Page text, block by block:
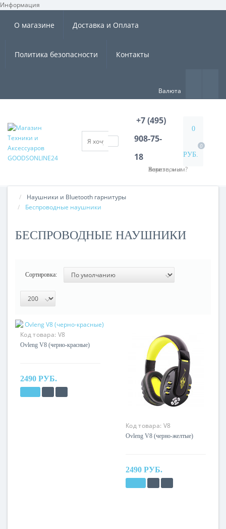
Информация ×
О магазине Доставка и Оплата
Политика безопасности Контакты
Валюта
+7 (495)
908-75-
18
Хотите, мы Вам перезвоним?
0
РУБ.
0
Наушники и Bluetooth гарнитуры
Беспроводные наушники
БЕСПРОВОДНЫЕ НАУШНИКИ
Сортировка:
Код товара: V8
Ovleng V8 (черно-красные)
2490 РУБ.
Код товара: V8
Ovleng V8 (черно-желтые)
2490 РУБ.